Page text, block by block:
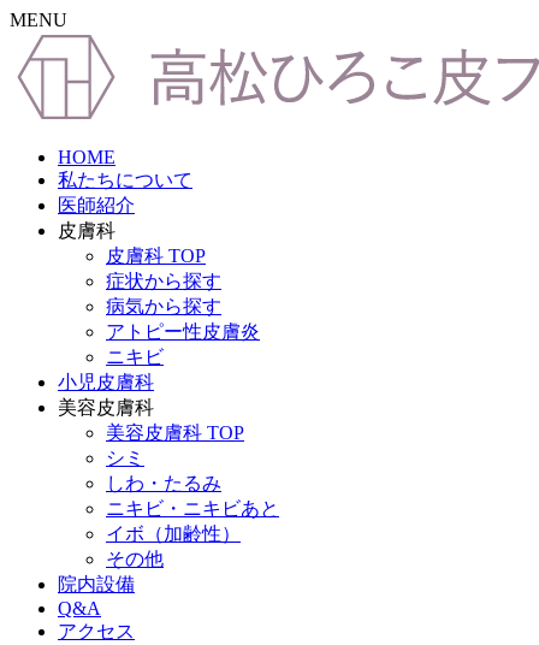
MENU
HOME
私たちについて
医師紹介
皮膚科
皮膚科 TOP
症状から探す
病気から探す
アトピー性皮膚炎
ニキビ
小児皮膚科
美容皮膚科
美容皮膚科 TOP
シミ
しわ・たるみ
ニキビ・ニキビあと
イボ（加齢性）
その他
院内設備
Q&A
アクセス